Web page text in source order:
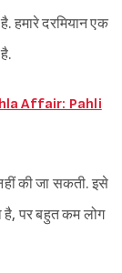
हमारे दरमियान एक
Affair: Pahli
की जा सकती. इसे
है, पर बहुत कम लोग